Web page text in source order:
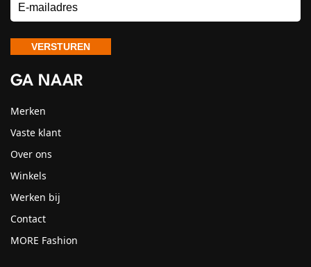
GA NAAR
Merken
Vaste klant
Over ons
Winkels
Werken bij
Contact
MORE Fashion